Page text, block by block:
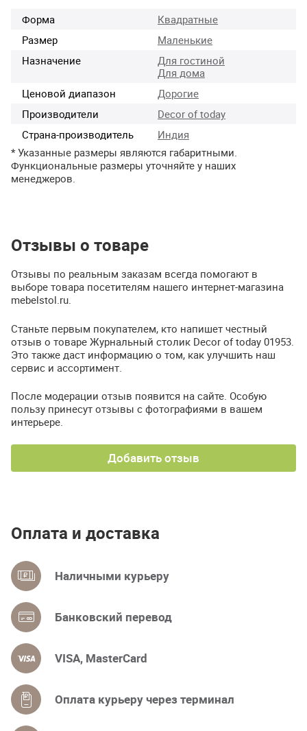
Форма
Квадратные
Размер
Маленькие
Назначение
Для гостиной
Для дома
Ценовой диапазон
Дорогие
Производители
Decor of today
Страна-производитель
Индия
* Указанные размеры являются габаритными.
Функциональные размеры уточняйте у наших
менеджеров.
Отзывы о товаре
Отзывы по реальным заказам всегда помогают в
выборе товара посетителям нашего интернет-магазина
mebelstol.ru.
Станьте первым покупателем, кто напишет честный
отзыв о товаре Журнальный столик Decor of today 01953.
Это также даст информацию о том, как улучшить наш
сервис и ассортимент.
После модерации отзыв появится на сайте. Особую
пользу принесут отзывы с фотографиями в вашем
интерьере.
Добавить отзыв
Оплата и доставка
Наличными курьеру
Банковский перевод
VISA, MasterCard
Оплата курьеру через терминал